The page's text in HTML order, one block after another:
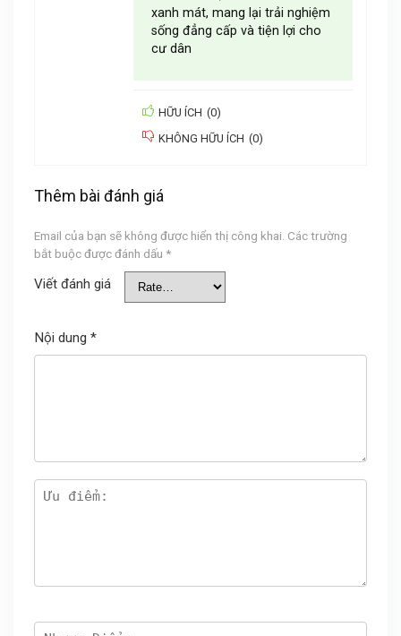
xanh mát, mang lại trải nghiệm
sống đẳng cấp và tiện lợi cho
cư dân
HỮU ÍCH (0)
KHÔNG HỮU ÍCH (0)
Thêm bài đánh giá
Email của bạn sẽ không được hiển thị công khai. Các trường
bắt buộc được đánh dấu *
Viết đánh giá
Nội dung *